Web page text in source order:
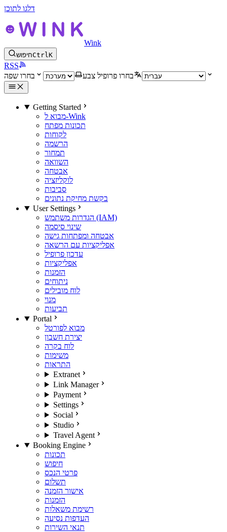
דלגו לתוכן
Wink
חיפושCtrlK
RSS
בחרו פרופיל צבע
בחרו שפה
Getting Started
מבוא ל-Wink
תכונות מפתח
לקוחות
הרשמה
תמחור
השוואה
אבטחה
לוקליזציה
סביבות
בקשת מחיקת נתונים
User Settings
הגדרות משתמש (IAM)
שינוי סיסמה
אבטחה ומפתחות גישה
אפליקציות עם הרשאה
עדכון פרופיל
אפליקציות
הזמנות
ניתוחים
לוח מובילים
מנוי
תביעות
Portal
מבוא לפורטל
יצירת חשבון
לוח בקרה
משימות
התראות
Extranet
Link Manager
Payment
Settings
Social
Studio
Travel Agent
Booking Engine
תכונות
חיפוש
פרטי הנכס
תשלום
אישור הזמנה
הזמנות
רשימת משאלות
העדפות נסיעה
תנאי השירות